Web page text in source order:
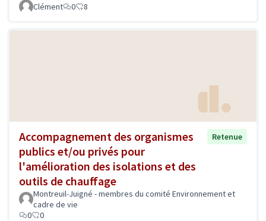
Clément
0 8
Accompagnement des organismes
publics et/ou privés pour
l'amélioration des isolations et des
outils de chauffage
Retenue
Montreuil-Juigné - membres du comité Environnement et
cadre de vie
0
0